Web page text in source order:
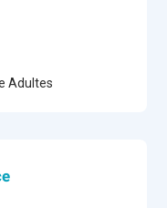
Adultes